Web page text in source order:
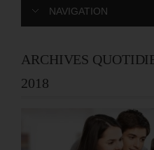
NAVIGATION
ARCHIVES
2018